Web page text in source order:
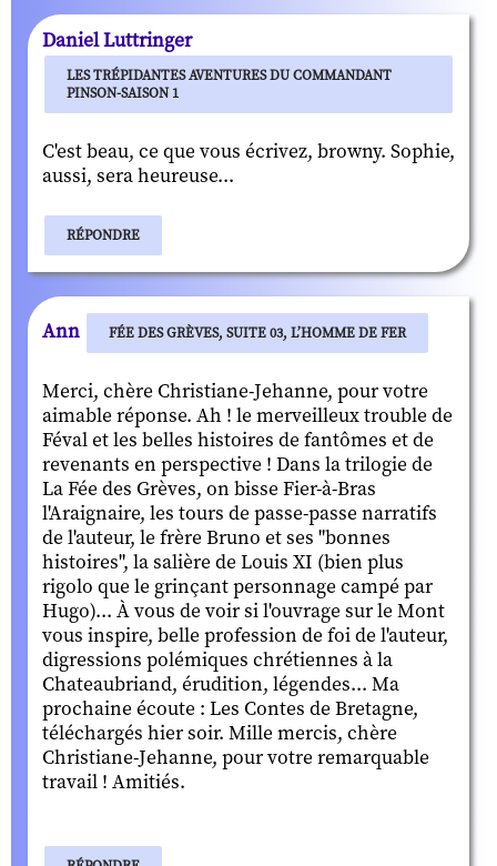
Daniel Luttringer
LES TRÉPIDANTES AVENTURES DU COMMANDANT
PINSON-SAISON 1
C'est beau, ce que vous écrivez, browny. Sophie,
aussi, sera heureuse...
RÉPONDRE
Ann FÉE DES GRÈVES, SUITE 03, L’HOMME DE FER
Merci, chère Christiane-Jehanne, pour votre
aimable réponse. Ah ! le merveilleux trouble de
Féval et les belles histoires de fantômes et de
revenants en perspective ! Dans la trilogie de
La Fée des Grèves, on bisse Fier-à-Bras
l'Araignaire, les tours de passe-passe narratifs
de l'auteur, le frère Bruno et ses "bonnes
histoires", la salière de Louis XI (bien plus
rigolo que le grinçant personnage campé par
Hugo)... À vous de voir si l'ouvrage sur le Mont
vous inspire, belle profession de foi de l'auteur,
digressions polémiques chrétiennes à la
Chateaubriand, érudition, légendes... Ma
prochaine écoute : Les Contes de Bretagne,
téléchargés hier soir. Mille mercis, chère
Christiane-Jehanne, pour votre remarquable
travail ! Amitiés.